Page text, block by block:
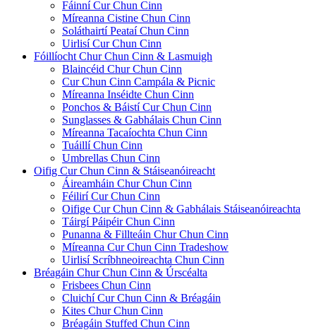
Fáinní Cur Chun Cinn
Míreanna Cistine Chun Cinn
Soláthairtí Peataí Chun Cinn
Uirlisí Cur Chun Cinn
Fóillíocht Chur Chun Cinn & Lasmuigh
Blaincéid Chur Chun Cinn
Cur Chun Cinn Campála & Picnic
Míreanna Inséidte Chun Cinn
Ponchos & Báistí Cur Chun Cinn
Sunglasses & Gabhálais Chun Cinn
Míreanna Tacaíochta Chun Cinn
Tuáillí Chun Cinn
Umbrellas Chun Cinn
Oifig Cur Chun Cinn & Stáiseanóireacht
Áireamháin Chur Chun Cinn
Féilirí Cur Chun Cinn
Oifige Cur Chun Cinn & Gabhálais Stáiseanóireachta
Táirgí Páipéir Chun Cinn
Punanna & Fillteáin Chur Chun Cinn
Míreanna Cur Chun Cinn Tradeshow
Uirlisí Scríbhneoireachta Chun Cinn
Bréagáin Chur Chun Cinn & Úrscéalta
Frisbees Chun Cinn
Cluichí Cur Chun Cinn & Bréagáin
Kites Chur Chun Cinn
Bréagáin Stuffed Chun Cinn